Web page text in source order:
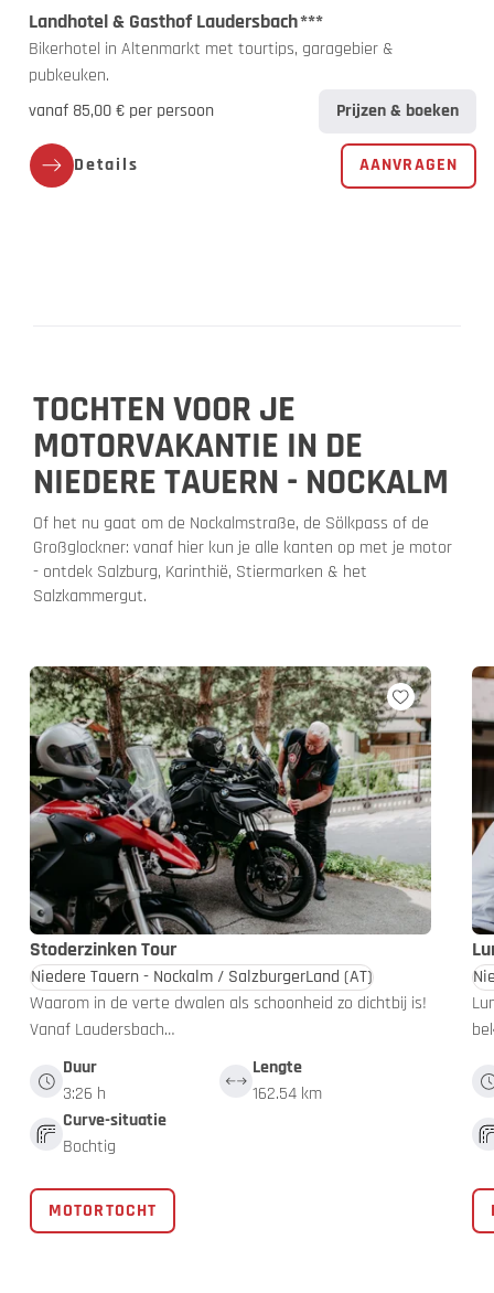
Landhotel & Gasthof Laudersbach***
Bikerhotel in Altenmarkt met tourtips, garagebier &
pubkeuken.
vanaf 85,00 € per persoon
Prijzen & boeken
Details AANVRAGEN
TOCHTEN VOOR JE
MOTORVAKANTIE IN DE
NIEDERE TAUERN - NOCKALM
Of het nu gaat om de Nockalmstraße, de Sölkpass of de
Großglockner: vanaf hier kun je alle kanten op met je motor
- ontdek Salzburg, Karinthië, Stiermarken & het
Salzkammergut.
Stoderzinken Tour
Niedere Tauern - Nockalm / SalzburgerLand (AT)
Waarom in de verte dwalen als schoonheid zo dichtbij is!
Vanaf Laudersbach…
Duur
3:26 h
Lengte
162.54 km
Curve-situatie
Bochtig
MOTORTOCHT